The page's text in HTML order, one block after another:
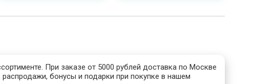
При заказе от 5000 рублей доставка по Москве
бонусы и подарки при покупке в нашем